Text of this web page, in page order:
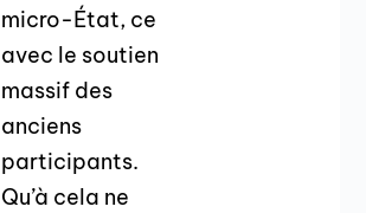
micro-État, ce
avec le soutien
massif des
anciens
participants.
Qu’à cela ne